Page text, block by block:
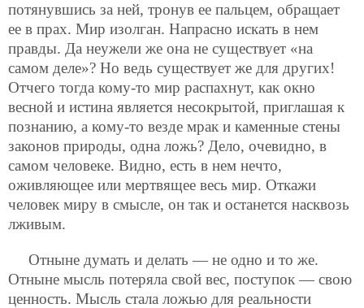
потянувшись за ней, тронув ее пальцем, обращает
ее в прах. Мир изолган. Напрасно искать в нем
правды. Да неужели же она не существует «на
самом деле»? Но ведь существует же для других!
Отчего тогда кому-то мир распахнут, как окно
весной и истина является несокрытой, приглашая к
познанию, а кому-то везде мрак и каменные стены
законов природы, одна ложь? Дело, очевидно, в
самом человеке. Видно, есть в нем нечто,
оживляющее или мертвящее весь мир. Откажи
человек миру в смысле, он так и останется насквозь
лживым.
Отныне думать и делать — не одно и то же.
Отныне мысль потеряла свой вес, поступок — свою
ценность. Мысль стала ложью для реальности